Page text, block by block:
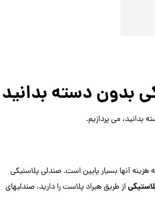
بدون دسته بدانید
بدانید، می پردازیم.
آنها بسیار پایین است. صندلی پلاسنیکی
از طریق هیراد پلاست را دارید، صندلیهای